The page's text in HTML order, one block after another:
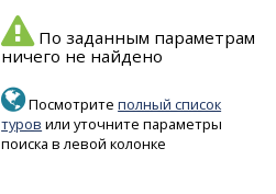
По заданным параметрам
ничего не найдено
Посмотритеполный список
туров или уточните параметры
поиска в левой колонке